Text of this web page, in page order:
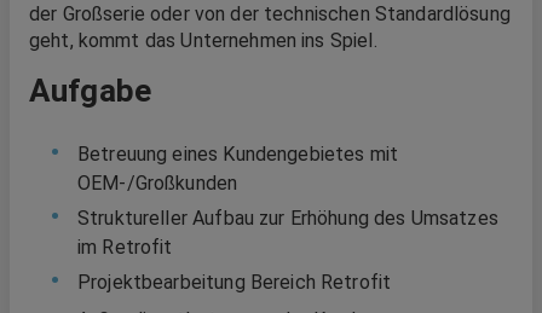
der Großserie oder von der technischen Standardlösung
geht, kommt das Unternehmen ins Spiel.
Aufgabe
Betreuung eines Kundengebietes mit
OEM-/Großkunden
Struktureller Aufbau zur Erhöhung des Umsatzes
im Retrofit
Projektbearbeitung Bereich Retrofit